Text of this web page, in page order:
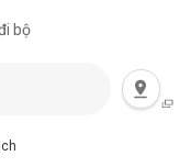
bộ